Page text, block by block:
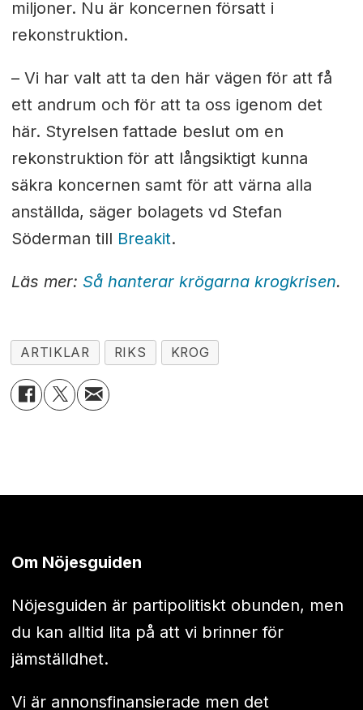
miljoner. Nu är koncernen försatt i
rekonstruktion.
– Vi har valt att ta den här vägen för att få
ett andrum och för att ta oss igenom det
här. Styrelsen fattade beslut om en
rekonstruktion för att långsiktigt kunna
säkra koncernen samt för att värna alla
anställda, säger bolagets vd Stefan
Söderman till Breakit.
Läs mer: Så hanterar krögarna krogkrisen.
ARTIKLAR RIKS KROG
Om Nöjesguiden
Nöjesguiden är partipolitiskt obunden, men
du kan alltid lita på att vi brinner för
jämställdhet.
Vi är annonsfinansierade men det